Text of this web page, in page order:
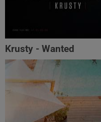
Krusty - Wanted